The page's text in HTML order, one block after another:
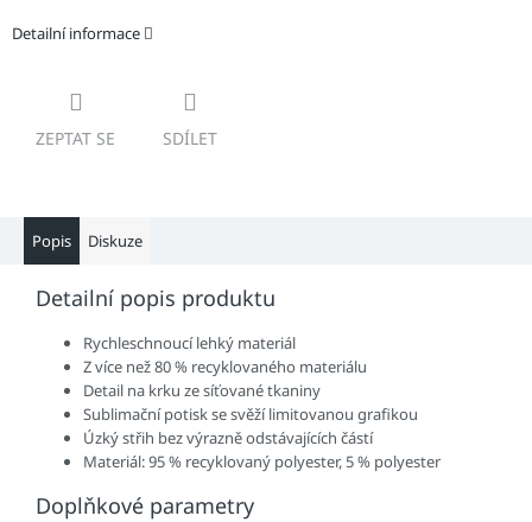
Detailní informace
ZEPTAT SE SDÍLET
Popis Diskuze
Detailní popis produktu
Rychleschnoucí lehký materiál
Z více než 80 % recyklovaného materiálu
Detail na krku ze síťované tkaniny
Sublimační potisk se svěží limitovanou grafikou
Úzký střih bez výrazně odstávajících částí
Materiál: 95 % recyklovaný polyester, 5 % polyester
Doplňkové parametry